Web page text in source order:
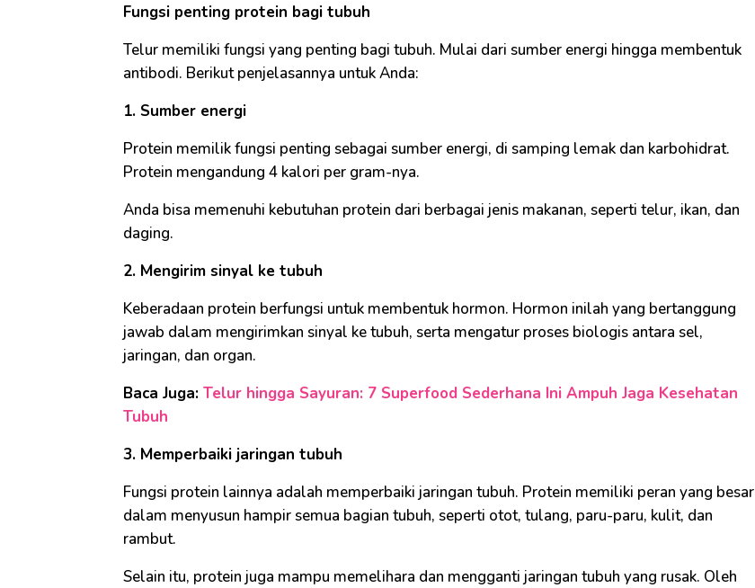
Fungsi penting protein bagi tubuh
Telur memiliki fungsi yang penting bagi tubuh. Mulai dari sumber energi hingga membentuk
antibodi. Berikut penjelasannya untuk Anda:
1. Sumber energi
Protein memilik fungsi penting sebagai sumber energi, di samping lemak dan karbohidrat.
Protein mengandung 4 kalori per gram-nya.
Anda bisa memenuhi kebutuhan protein dari berbagai jenis makanan, seperti telur, ikan, dan
daging.
2. Mengirim sinyal ke tubuh
Keberadaan protein berfungsi untuk membentuk hormon. Hormon inilah yang bertanggung
jawab dalam mengirimkan sinyal ke tubuh, serta mengatur proses biologis antara sel,
jaringan, dan organ.
Baca Juga: Telur hingga Sayuran: 7 Superfood Sederhana Ini Ampuh Jaga Kesehatan
Tubuh
3. Memperbaiki jaringan tubuh
Fungsi protein lainnya adalah memperbaiki jaringan tubuh. Protein memiliki peran yang besar
dalam menyusun hampir semua bagian tubuh, seperti otot, tulang, paru-paru, kulit, dan
rambut.
Selain itu, protein juga mampu memelihara dan mengganti jaringan tubuh yang rusak. Oleh